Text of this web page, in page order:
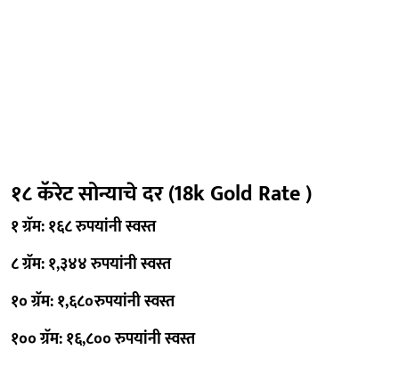
१८ कॅरेट सोन्याचे दर (18k Gold Rate )
१ ग्रॅम: १६८ रुपयांनी स्वस्त
८ ग्रॅम: १,३४४ रुपयांनी स्वस्त
१० ग्रॅम: १,६८०रुपयांनी स्वस्त
१०० ग्रॅम: १६,८०० रुपयांनी स्वस्त